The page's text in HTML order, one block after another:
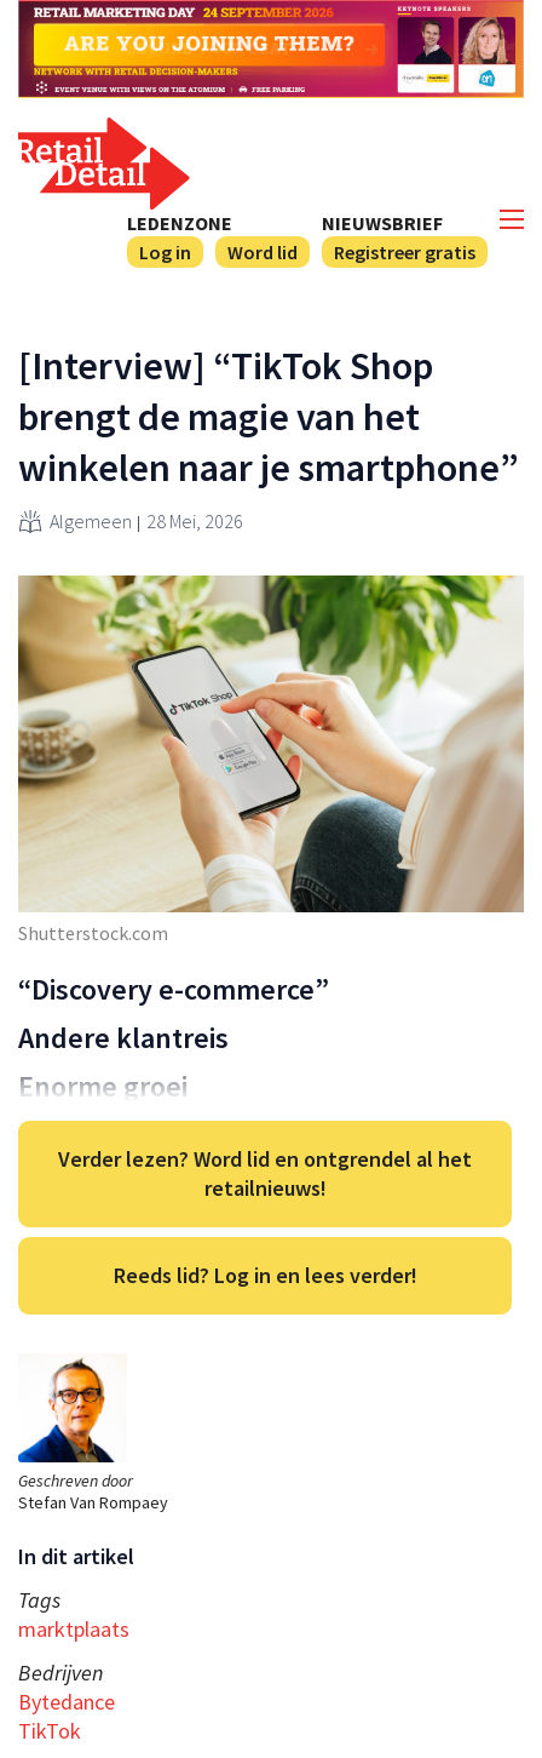
NIEUWSBRIEF
Registreer gratis
LEDENZONE
Log in
Word lid
Geschreven door
Stefan Van Rompaey
In dit artikel
Tags
marktplaats
Bedrijven
Bytedance
TikTok
[Interview] “TikTok Shop
brengt de magie van het
winkelen naar je smartphone”
Algemeen 28 Mei, 2026
Shutterstock.com
“Discovery e-commerce”
Andere klantreis
Enorme groei
Verder lezen? Word lid en ontgrendel al het
retailnieuws!
Reeds lid? Log in en lees verder!